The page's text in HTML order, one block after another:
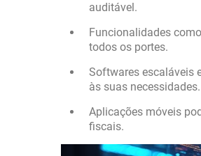
auditável.
Funcionalidades
todos os portes.
Softwares escaláveis
às suas necessidades.
Aplicações móveis
fiscais.